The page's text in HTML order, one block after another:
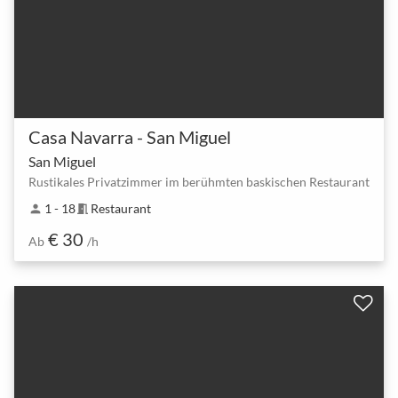
Casa Navarra - San Miguel
San Miguel
Rustikales Privatzimmer im berühmten baskischen Restaurant
person 1 - 18meeting_room Restaurant
Ab € 30 /h